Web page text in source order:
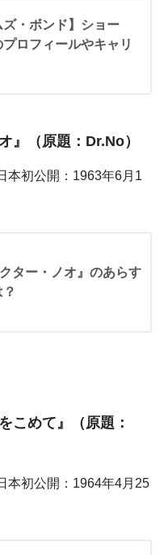
ズ・ボンド】ショー
ロフィールやキャリ
』（原題：Dr.No）
本初公開：1963年6月1
ター・ノオ』のあらす
こめて 』（原題：
本初公開：1964年4月25